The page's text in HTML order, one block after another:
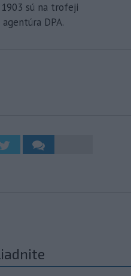
sú na trofeji
DPA.